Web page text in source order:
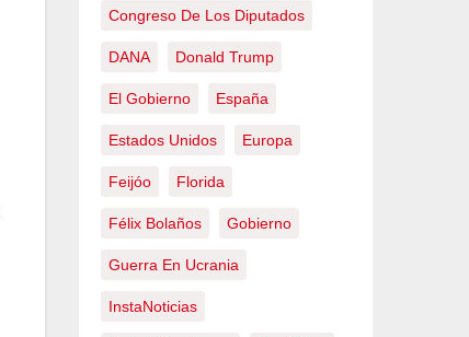
Congreso De Los Diputados
DANA Donald Trump
El Gobierno España
Estados Unidos Europa
Feijóo Florida
Félix Bolaños Gobierno
Guerra En Ucrania
InstaNoticias